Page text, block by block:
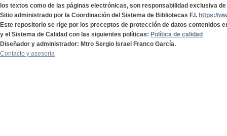
los textos como de las páginas electrónicas, son responsabilidad exclusiva
Sitio administrado por la Coordinación del Sistema de Bibliotecas F.I. https://
Este repositorio se rige por los preceptos de protección de datos contenidos
y el Sistema de Calidad con las siguientes políticas: Política de calidad
Diseñador y administrador: Mtro Sergio Israel Franco García.
Contacto y asesoría